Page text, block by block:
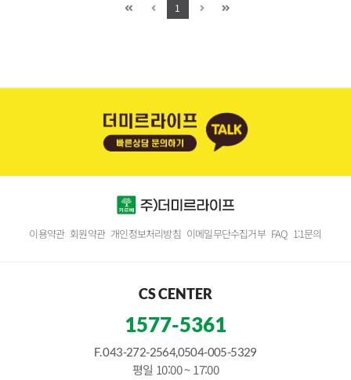
1
이용약관 회원약관 개인정보처리방침 이메일무단수집거부 FAQ 1:1문의
CS CENTER
1577-5361
F. 043-272-2564,0504-005-5329
평일 10:00 ~ 17:00